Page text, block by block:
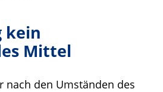
kein
Mittel
nach den Umständen des